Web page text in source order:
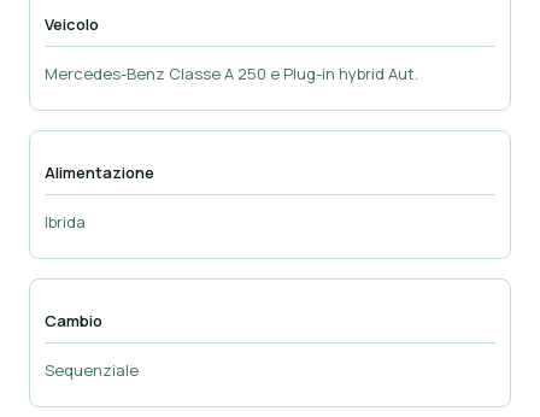
Veicolo
Mercedes-Benz Classe A 250 e Plug-in hybrid Aut.
Alimentazione
Ibrida
Cambio
Sequenziale